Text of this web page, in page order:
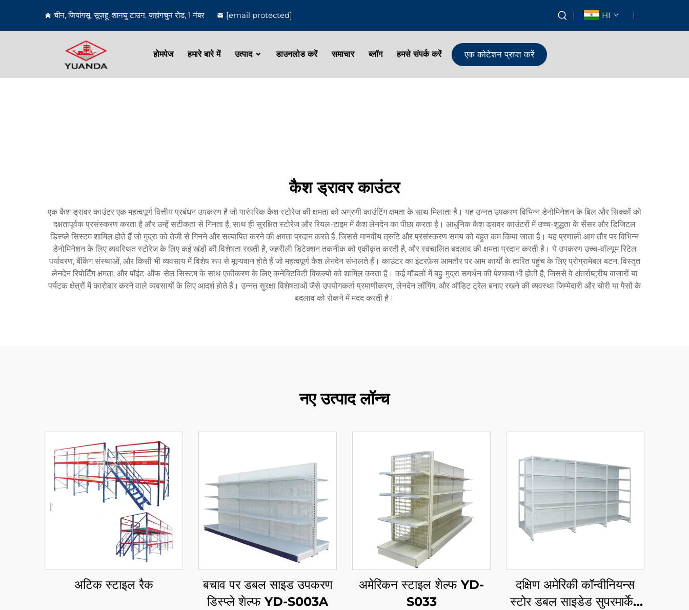
चीन, जियांगसू, सूज़हू, शानघु टाउन, ज़हांगचुन रोड, 1 नंबर [email protected] HI
होमपेज हमारे बारे में उत्पाद डाउनलोड करें समाचार ब्लॉग हमसे संपर्क करें एक कोटेशन प्राप्त करें
कैश ड्रावर काउंटर
एक कैश ड्रावर काउंटर एक महत्वपूर्ण वित्तीय प्रबंधन उपकरण है जो पारंपरिक कैश स्टोरेज की क्षमता को अग्रणी काउंटिंग क्षमता के साथ मिलाता है। यह उन्नत उपकरण विभिन्न डेनोमिनेशन के बिल और सिक्कों को
दक्षतापूर्वक प्रसंस्करण करता है और उन्हें सटीकता से गिनता है, साथ ही सुरक्षित स्टोरेज और रियल-टाइम में कैश लेनदेन का पीछा करता है। आधुनिक कैश ड्रावर काउंटरों में उच्च-शुद्धता के सेंसर और डिजिटल
डिस्प्ले सिस्टम शामिल होते हैं जो मुद्रा को तेजी से गिनने और सत्यापित करने की क्षमता प्रदान करते हैं, जिससे मानवीय त्रुटि और प्रसंस्करण समय को बहुत कम किया जाता है। यह प्रणाली आम तौर पर विभिन्न
डेनोमिनेशन के लिए व्यवस्थित स्टोरेज के लिए कई खंडों की विशेषता रखती है, जहरीली डिटेक्शन तकनीक को एकीकृत करती है, और स्वचालित बदलाव की क्षमता प्रदान करती है। ये उपकरण उच्च-वॉल्यूम रिटेल
पर्यावरण, बैंकिंग संस्थाओं, और किसी भी व्यवसाय में विशेष रूप से मूल्यवान होते हैं जो महत्वपूर्ण कैश लेनदेन संभालते हैं। काउंटर का इंटरफ़ेस आमतौर पर आम कार्यों के त्वरित पहुंच के लिए प्रोग्रामेबल बटन, विस्तृत
लेनदेन रिपोर्टिंग क्षमता, और पॉइंट-ऑफ-सेल सिस्टम के साथ एकीकरण के लिए कनेक्टिविटी विकल्पों को शामिल करता है। कई मॉडलों में बहु-मुद्रा समर्थन की पेशकश भी होती है, जिससे वे अंतर्राष्ट्रीय बाजारों या
पर्यटक क्षेत्रों में कारोबार करने वाले व्यवसायों के लिए आदर्श होते हैं। उन्नत सुरक्षा विशेषताओं जैसे उपयोगकर्ता प्रमाणीकरण, लेनदेन लॉगिंग, और ऑडिट ट्रेल बनाए रखने की व्यवस्था जिम्मेदारी और चोरी या पैसों के
बदलाव को रोकने में मदद करती है।
नए उत्पाद लॉन्च
अटिक स्टाइल रैक
बचाव पर डबल साइड उपकरण
डिस्प्ले शेल्फ YD-S003A
अमेरिकन स्टाइल शेल्फ YD-
S033
दक्षिण अमेरिकी कॉन्वीनियन्स
स्टोर डबल साइडेड सुपरमार्केट